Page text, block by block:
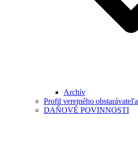
Archív
Profil verejného obstarávateľa
DAŇOVÉ POVINNOSTI